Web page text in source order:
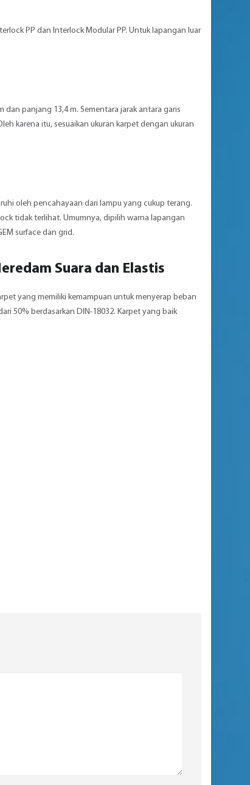
PP dan Interlock Modular PP. Untuk lapangan luar
panjang 13,4 m. Sementara jarak antara garis
karena itu, sesuaikan ukuran karpet dengan ukuran
oleh pencahayaan dari lampu yang cukup terang.
tidak terlihat. Umumnya, dipilih warna lapangan
surface dan grid.
Suara dan Elastis
yang memiliki kemampuan untuk menyerap beban
50% berdasarkan DIN-18032. Karpet yang baik